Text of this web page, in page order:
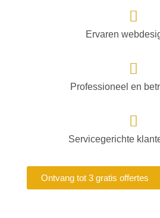
Ervaren
Professioneel en
Servicegerichte
Ontvang tot 3 gratis offertes